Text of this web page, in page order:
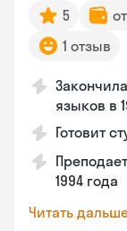
5
1 отзыв
языков в
Готовит
1994 года
Читать